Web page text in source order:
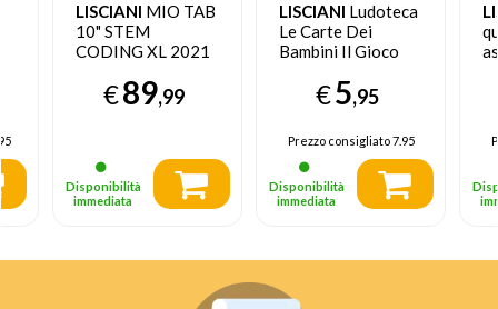
LISCIANI MIO TAB
10" STEM
CODING XL 2021
€89,99
Disponibilità
immediata
LISCIANI Ludoteca
Le Carte Dei
Bambini Il Gioco
€5,95
Prezzo consigliato7.95
Disponibilità
immediata